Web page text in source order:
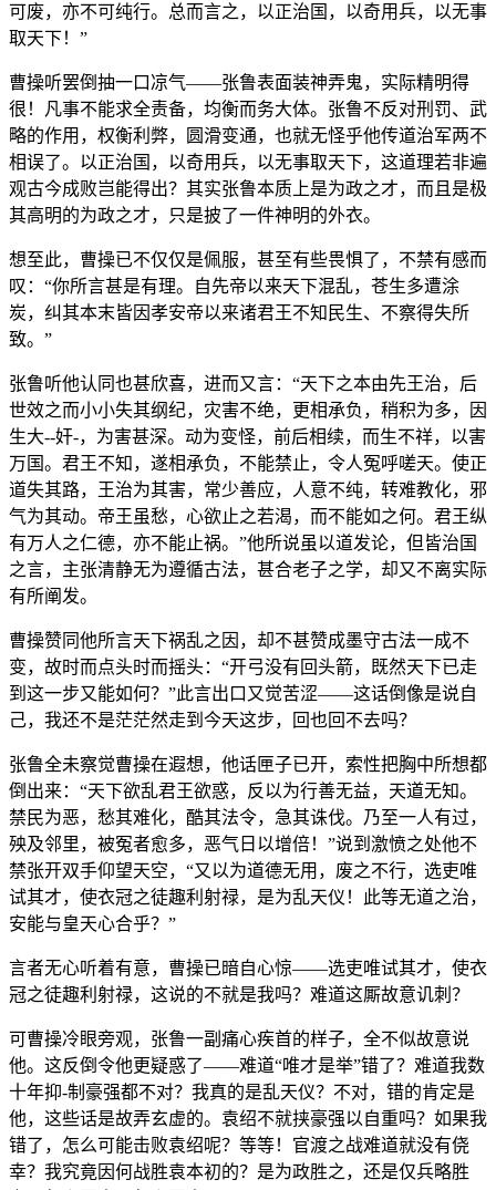
可废，亦不可纯行。总而言之，以正治国，以奇用兵，以无事
取天下！”
曹操听罢倒抽一口凉气——张鲁表面装神弄鬼，实际精明得
很！凡事不能求全责备，均衡而务大体。张鲁不反对刑罚、武
略的作用，权衡利弊，圆滑变通，也就无怪乎他传道治军两不
相误了。以正治国，以奇用兵，以无事取天下，这道理若非遍
观古今成败岂能得出？其实张鲁本质上是为政之才，而且是极
其高明的为政之才，只是披了一件神明的外衣。
想至此，曹操已不仅仅是佩服，甚至有些畏惧了，不禁有感而
叹：“你所言甚是有理。自先帝以来天下混乱，苍生多遭涂
炭，纠其本末皆因孝安帝以来诸君王不知民生、不察得失所
致。”
张鲁听他认同也甚欣喜，进而又言：“天下之本由先王治，后
世效之而小小失其纲纪，灾害不绝，更相承负，稍积为多，因
生大--奸-，为害甚深。动为变怪，前后相续，而生不祥，以害
万国。君王不知，遂相承负，不能禁止，令人冤呼嗟天。使正
道失其路，王治为其害，常少善应，人意不纯，转难教化，邪
气为其动。帝王虽愁，心欲止之若渴，而不能如之何。君王纵
有万人之仁德，亦不能止祸。”他所说虽以道发论，但皆治国
之言，主张清静无为遵循古法，甚合老子之学，却又不离实际
有所阐发。
曹操赞同他所言天下祸乱之因，却不甚赞成墨守古法一成不
变，故时而点头时而摇头：“开弓没有回头箭，既然天下已走
到这一步又能如何？”此言出口又觉苦涩——这话倒像是说自
己，我还不是茫茫然走到今天这步，回也回不去吗？
张鲁全未察觉曹操在遐想，他话匣子已开，索性把胸中所想都
倒出来：“天下欲乱君王欲惑，反以为行善无益，天道无知。
禁民为恶，愁其难化，酷其法令，急其诛伐。乃至一人有过，
殃及邻里，被冤者愈多，恶气日以增倍！”说到激愤之处他不
禁张开双手仰望天空，“又以为道德无用，废之不行，选吏唯
试其才，使衣冠之徒趣利射禄，是为乱天仪！此等无道之治，
安能与皇天心合乎？”
言者无心听着有意，曹操已暗自心惊——选吏唯试其才，使衣
冠之徒趣利射禄，这说的不就是我吗？难道这厮故意讥刺？
可曹操冷眼旁观，张鲁一副痛心疾首的样子，全不似故意说
他。这反倒令他更疑惑了——难道“唯才是举”错了？难道我数
十年抑-制豪强都不对？我真的是乱天仪？不对，错的肯定是
他，这些话是故弄玄虚的。袁绍不就挟豪强以自重吗？如果我
错了，怎么可能击败袁绍呢？等等！官渡之战难道就没有侥
幸？我究竟因何战胜袁本初的？是为政胜之，还是仅兵略胜